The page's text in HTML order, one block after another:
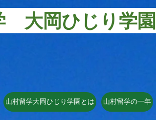
大岡ひじり学園
山村留学大岡ひじり学園とは 山村留学の一年